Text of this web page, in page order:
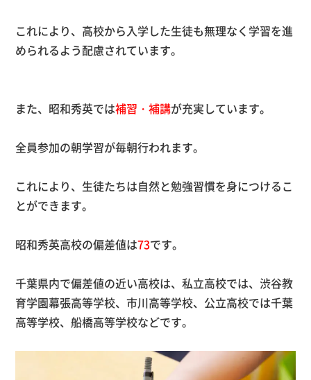
これにより、高校から入学した生徒も無理なく学習を進
められるよう配慮されています。
また、昭和秀英では補習・補講が充実しています。
全員参加の朝学習が毎朝行われます。
これにより、生徒たちは自然と勉強習慣を身につけるこ
とができます。
昭和秀英高校の偏差値は73です。
千葉県内で偏差値の近い高校は、私立高校では、渋谷教
育学園幕張高等学校、市川高等学校、公立高校では千葉
高等学校、船橋高等学校などです。